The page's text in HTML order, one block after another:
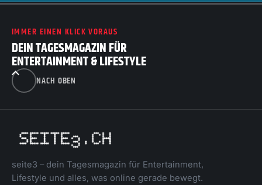
IMMER EINEN KLICK VORAUS
DEIN TAGESMAGAZIN FÜR
ENTERTAINMENT & LIFESTYLE
NACH OBEN
seite3 – dein Tagesmagazin für Entertainment,
Lifestyle und alles, was online gerade bewegt.